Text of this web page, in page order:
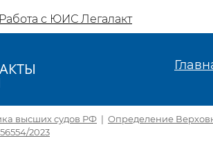
Работа с ЮИС Легалакт
высших судов РФ | Определение
2023